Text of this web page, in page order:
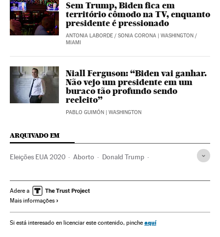
Sem Trump, Biden fica em
território cômodo na TV, enquanto
presidente é pressionado
ANTONIA LABORDE / SONIA CORONA | WASHINGTON /
MIAMI
Niall Ferguson: “Biden vai ganhar.
Não vejo um presidente em um
buraco tão profundo sendo
reeleito”
PABLO GUIMÓN | WASHINGTON
ARQUIVADO EM
Eleições EUA 2020 Aborto Donald Trump
Posições antiaborto Eleições EUA
Direitos humanos
Adere a
Mais informações
Si está interesado en licenciar este contenido, pinche aquí